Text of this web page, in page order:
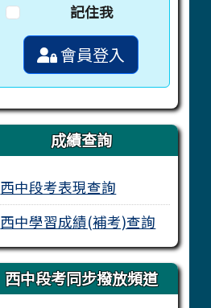
記住我
會員登入
成績查詢
西中段考表現查詢
西中學習成績(補考)查詢
西中段考同步撥放頻道